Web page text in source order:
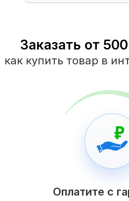
Заказать от
как купить товар в
Оплатите с